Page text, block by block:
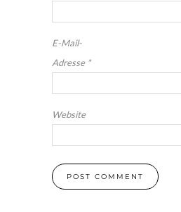
E-Mail-
Adresse *
Website